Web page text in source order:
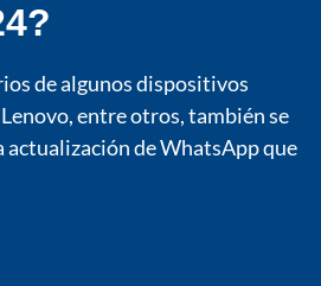
de algunos dispositivos
entre otros, también se
actualización de WhatsApp que